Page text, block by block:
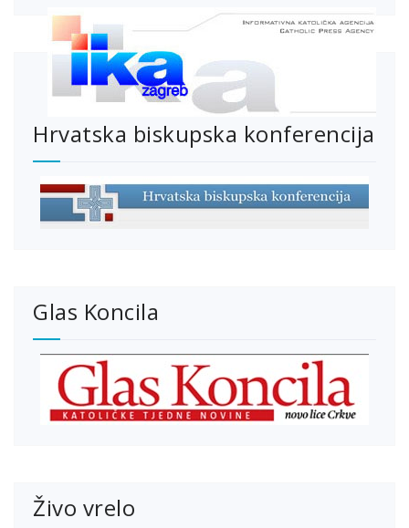
Hrvatska biskupska konferencija
Glas Koncila
Živo vrelo